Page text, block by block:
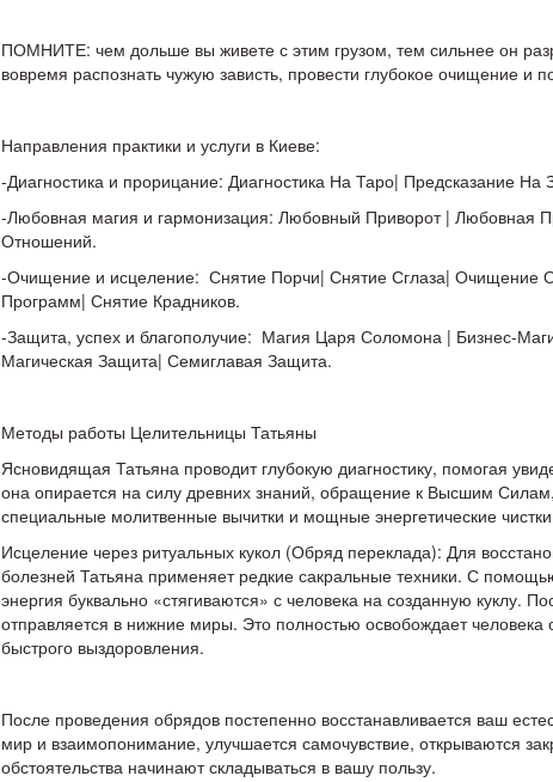
ПОМНИТЕ: чем дольше вы живете с этим грузом, тем сильнее он
вовремя распознать чужую зависть, провести глубокое очищение и
Направления практики и услуги в Киеве:
-Диагностика и прорицание: Диагностика На Таро| Предсказание
-Любовная магия и гармонизация: Любовный Приворот | Любовная
Отношений.
-Очищение и исцеление: Снятие Порчи| Снятие Сглаза| Очищение
Программ| Снятие Крадников.
-Защита, успех и благополучие: Магия Царя Соломона | Бизнес-
Магическая Защита| Семиглавая Защита.
Методы работы Целительницы Татьяны
Ясновидящая Татьяна проводит глубокую диагностику, помогая
она опирается на силу древних знаний, обращение к Высшим
специальные молитвенные вычитки и мощные энергетические
Исцеление через ритуальных кукол (Обряд переклада): Для
болезней Татьяна применяет редкие сакральные техники. С
энергия буквально «стягиваются» с человека на созданную куклу.
отправляется в нижние миры. Это полностью освобождает человека
быстрого выздоровления.
После проведения обрядов постепенно восстанавливается ваш
мир и взаимопонимание, улучшается самочувствие, открываются
обстоятельства начинают складываться в вашу пользу.